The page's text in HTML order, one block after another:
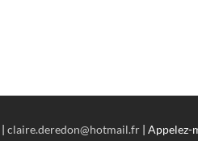
| claire.deredon@hotmail.fr | Appelez-